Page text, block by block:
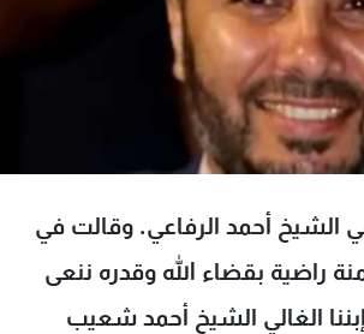
الشيخ أحمد الرفاعي. وقالت في
راضية بقضاء الله وقدره ننعى
الغالي الشيخ أحمد شعيب
وظائف